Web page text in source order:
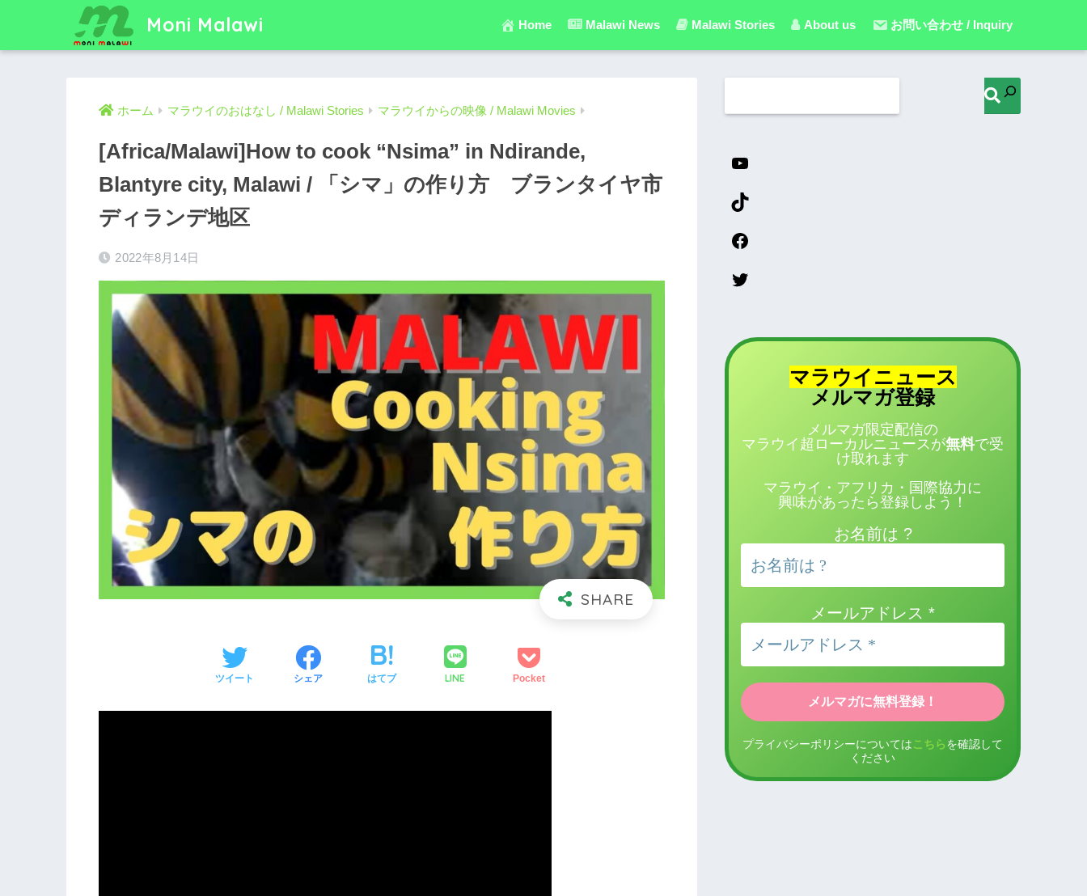
Moni Malawi Home Malawi News Malawi Stories About us お問い合わせ / Inquiry
ホーム マラウイのおはなし / Malawi Stories マラウイからの映像 / Malawi Movies
[Africa/Malawi]How to cook “Nsima” in Ndirande,
Blantyre city, Malawi / 「シマ」の作り方 ブランタイヤ市
ディランデ地区
2022年8月14日
ツイート シェア はてブ LINE Pocket
マラウイニュース
メルマガ登録
メルマガ限定配信の
マラウイ超ローカルニュースが無料で受
け取れます
マラウイ・アフリカ・国際協力に
興味があったら登録しよう！
お名前は ?
メールアドレス*
プライバシーポリシーについては こちら を確認して
ください